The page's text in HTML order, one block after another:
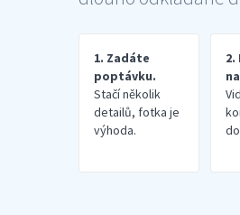
1. Zadáte
poptávku.
Stačí několik
detailů, fotka je
výhoda.
2.